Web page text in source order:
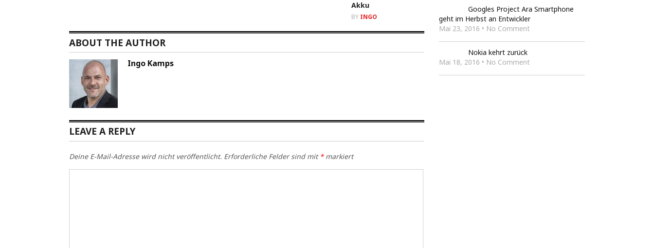
Akku
BY INGO
ABOUT THE AUTHOR
Ingo Kamps
LEAVE A REPLY
Deine E-Mail-Adresse wird nicht veröffentlicht. Erforderliche Felder sind mit *markiert
Googles Project Ara Smartphone
geht im Herbst an Entwickler
Mai 23, 2016 • No Comment
Nokia kehrt zurück
Mai 18, 2016 • No Comment